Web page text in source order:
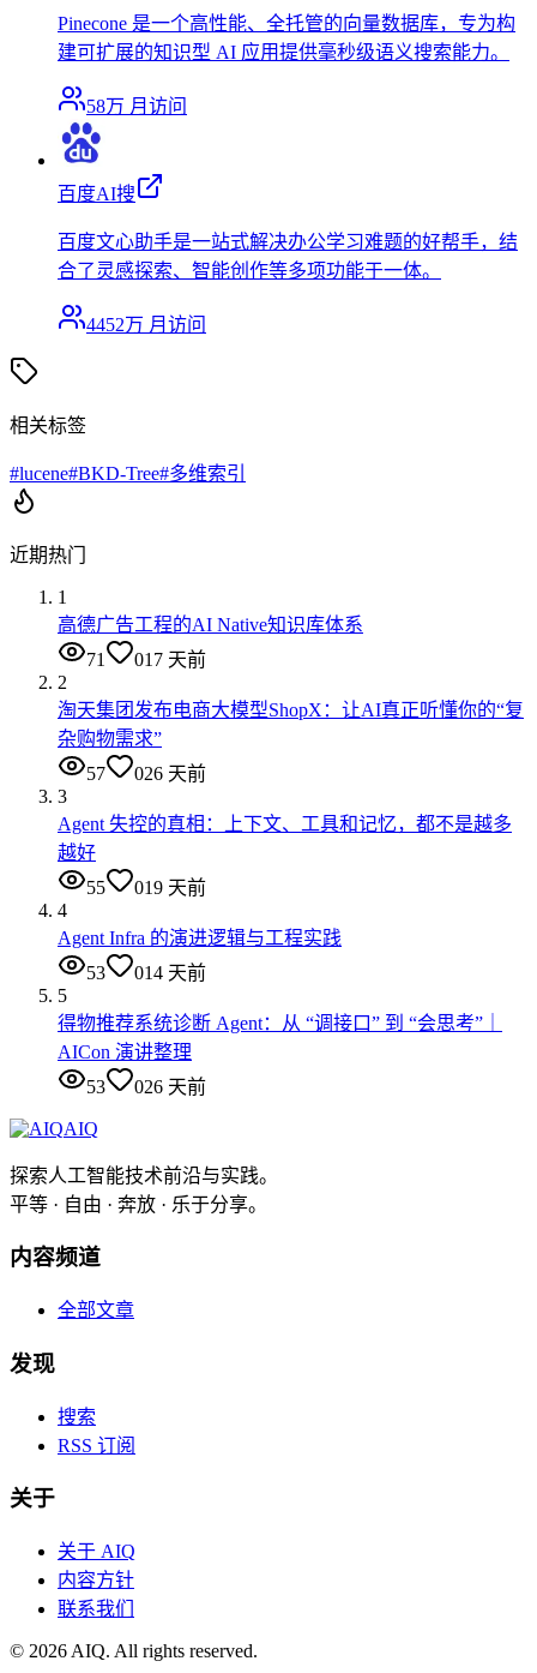
Pinecone 是一个高性能、全托管的向量数据库，专为构
建可扩展的知识型 AI 应用提供毫秒级语义搜索能力。
58万 月访问
百度AI搜
百度文心助手是一站式解决办公学习难题的好帮手，结
合了灵感探索、智能创作等多项功能于一体。
4452万 月访问
相关标签
#lucene#BKD-Tree#多维索引
近期热门
1
高德广告工程的AI Native知识库体系
71
017 天前
2
淘天集团发布电商大模型ShopX：让AI真正听懂你的“复
杂购物需求”
57
026 天前
3
Agent 失控的真相：上下文、工具和记忆，都不是越多
越好
55
019 天前
4
Agent Infra 的演进逻辑与工程实践
53
014 天前
5
得物推荐系统诊断 Agent：从 “调接口” 到 “会思考”｜
AICon 演讲整理
53
026 天前
AIQ
探索人工智能技术前沿与实践。
平等 · 自由 · 奔放 · 乐于分享。
内容频道
全部文章
发现
搜索
RSS 订阅
关于
关于 AIQ
内容方针
联系我们
© 2026 AIQ. All rights reserved.